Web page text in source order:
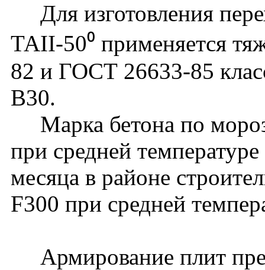
Для изготовления
ТАII-50⁰ применяется
82 и ГОСТ 26633-85
В30.
Марка бетона по
при средней
месяца в районе
F300 при средней
Армирование плит